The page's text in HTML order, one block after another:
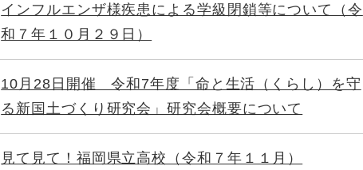
インフルエンザ様疾患による学級閉鎖等について（令
和７年１０月２９日）
10月28日開催 令和7年度「命と生活（くらし）を守
る新国土づくり研究会」研究会概要について
見て見て！福岡県立高校（令和７年１１月）